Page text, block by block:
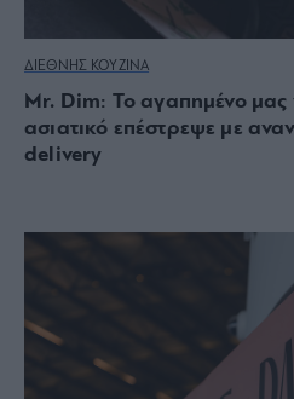
ΔΙΕΘΝΗΣ ΚΟΥΖΙΝΑ
Mr. Dim: Το αγαπημένο
ασιατικό επέστρεψε με
delivery